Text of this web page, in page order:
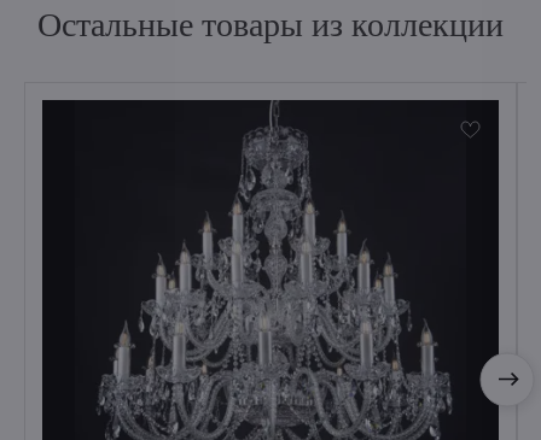
Остальные товары из коллекции